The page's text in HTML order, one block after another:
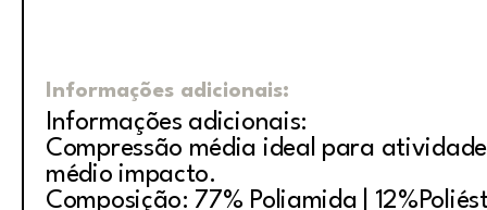
Informações adicionais:
Informações adicionais:
Compressão média ideal para
médio impacto.
Composição: 77% Poliamida |